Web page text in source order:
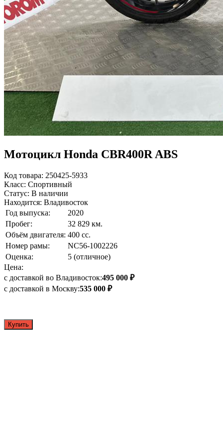
Мотоцикл Honda CBR400R ABS
Код товара: 250425-5933
Класс: Спортивный
Статус: В наличии
Находится: Владивосток
Год выпуска:
2020
Пробег:
32 829 км.
Объём двигателя: 400 сс.
Номер рамы:
NC56-1002226
Оценка:
5 (отличное)
Цена:
с доставкой во Владивосток:495 000 ₽
с доставкой в Москву:535 000 ₽
Купить